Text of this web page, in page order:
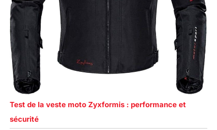
Test de la veste moto Zyxformis : performance et
sécurité